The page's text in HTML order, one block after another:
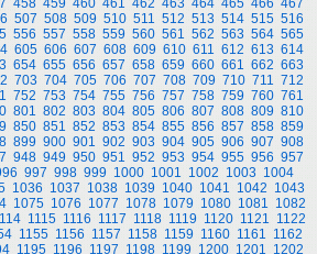
458 459 460 461 462 463 464 465 466 467
507 508 509 510 511 512 513 514 515 516
556 557 558 559 560 561 562 563 564 565
605 606 607 608 609 610 611 612 613 614
654 655 656 657 658 659 660 661 662 663
703 704 705 706 707 708 709 710 711 712
752 753 754 755 756 757 758 759 760 761
801 802 803 804 805 806 807 808 809 810
850 851 852 853 854 855 856 857 858 859
899 900 901 902 903 904 905 906 907 908
948 949 950 951 952 953 954 955 956 957
997 998 999 1000 1001 1002 1003 1004
1036 1037 1038 1039 1040 1041 1042 1043
1075 1076 1077 1078 1079 1080 1081 1082
1115 1116 1117 1118 1119 1120 1121 1122
1155 1156 1157 1158 1159 1160 1161 1162
1195 1196 1197 1198 1199 1200 1201 1202